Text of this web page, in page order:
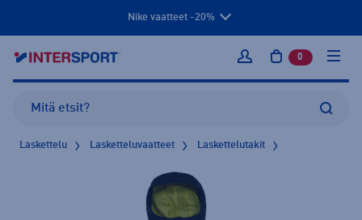
Nike vaatteet -20%
Kirjaudu sisään
0 tuotetta
Laskettelu Lasketteluvaatteet Laskettelutakit